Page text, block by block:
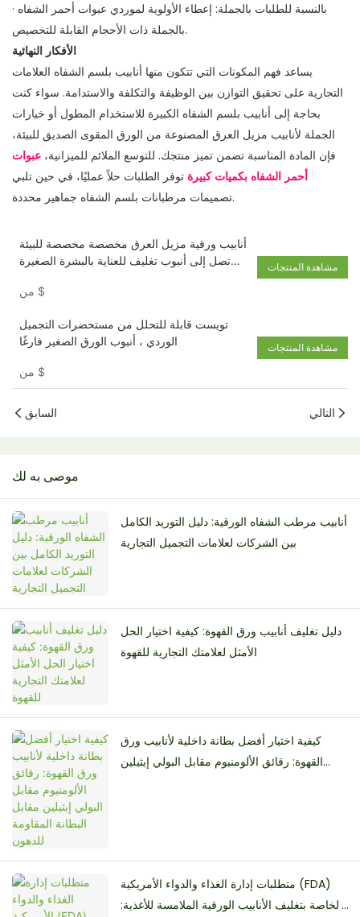
· بالنسبة للطلبات بالجملة: إعطاء الأولوية لموردي عبوات أحمر الشفاه
بالجملة ذات الأحجام القابلة للتخصيص.
الأفكار النهائية
يساعد فهم المكونات التي تتكون منها أنابيب بلسم الشفاه العلامات
التجارية على تحقيق التوازن بين الوظيفة والتكلفة والاستدامة. سواء كنت
بحاجة إلى أنابيب بلسم الشفاه الكبيرة للاستخدام المطول أو خيارات
الجملة لأنابيب مزيل العرق المصنوعة من الورق المقوى الصديق للبيئة،
فإن المادة المناسبة تضمن تميز منتجك. للتوسع الملائم للميزانية، عبوات
أحمر الشفاه بكميات كبيرة توفر الطلبات حلاً عمليًا، في حين تلبي
تصميمات مرطبانات بلسم الشفاه جماهير محددة.
أنابيب ورقية مزيل العرق مخصصة مخصصة للبيئة
تصل إلى أنبوب تغليف للعناية بالبشرة الصغيرة
$
مشاهدة المنتجات
تويست قابلة للتحلل من مستحضرات التجميل
الوردي ، أنبوب الورق الصغير فارغًا
$
مشاهدة المنتجات
السابق التالي
موصى به لك
أنابيب مرطب الشفاه الورقية: دليل التوريد الكامل
بين الشركات لعلامات التجميل التجارية
دليل تغليف أنابيب ورق القهوة: كيفية اختيار الحل
الأمثل لعلامتك التجارية للقهوة
كيفية اختيار أفضل بطانة داخلية لأنابيب ورق
القهوة: رقائق الألومنيوم مقابل البولي إيثيلين
متطلبات إدارة الغذاء والدواء الأمريكية (FDA)
الخاصة بتغليف الأنابيب الورقية الملامسة للأغذية: